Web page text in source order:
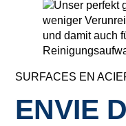
SURFACES EN
ENVIE